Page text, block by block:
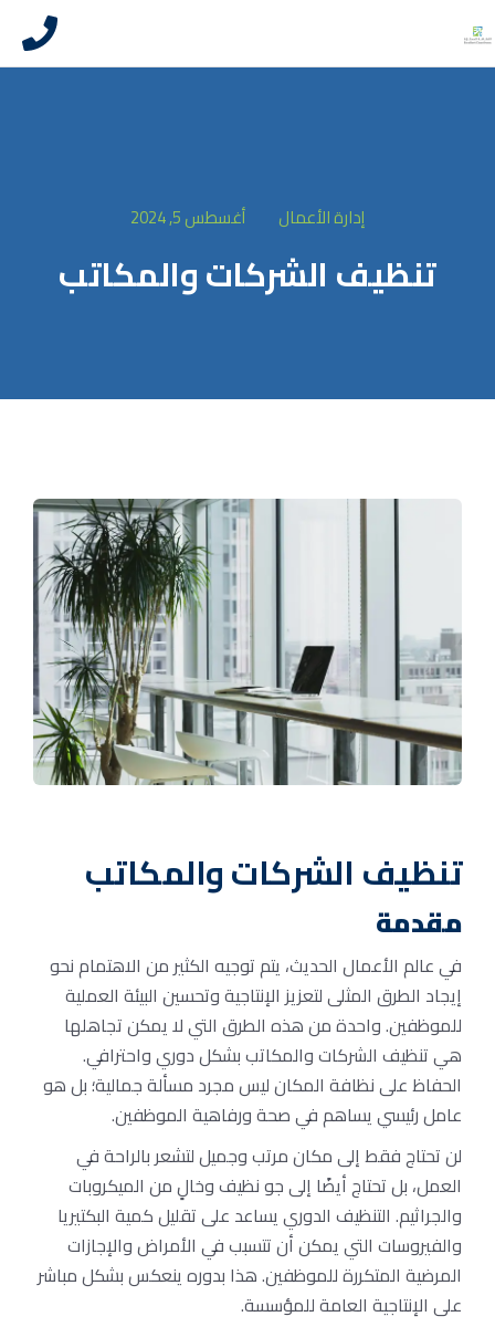
إدارة الأعمال أغسطس 5, 2024
تنظيف الشركات والمكاتب
تنظيف الشركات والمكاتب
مقدمة
في عالم الأعمال الحديث، يتم توجيه الكثير من الاهتمام نحو
إيجاد الطرق المثلى لتعزيز الإنتاجية وتحسين البيئة العملية
للموظفين. واحدة من هذه الطرق التي لا يمكن تجاهلها
هي تنظيف الشركات والمكاتب بشكل دوري واحترافي.
الحفاظ على نظافة المكان ليس مجرد مسألة جمالية؛ بل هو
عامل رئيسي يساهم في صحة ورفاهية الموظفين.
لن تحتاج فقط إلى مكان مرتب وجميل لتشعر بالراحة في
العمل، بل تحتاج أيضًا إلى جو نظيف وخالٍ من الميكروبات
والجراثيم. التنظيف الدوري يساعد على تقليل كمية البكتيريا
والفيروسات التي يمكن أن تتسبب في الأمراض والإجازات
المرضية المتكررة للموظفين. هذا بدوره ينعكس بشكل مباشر
على الإنتاجية العامة للمؤسسة.